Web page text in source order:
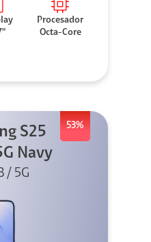
Procesador
Octa-Core
53%
S25
Navy
/ 5G